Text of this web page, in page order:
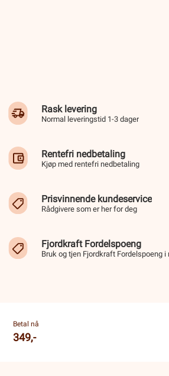
Rask levering
Normal leveringstid 1-3 dager
Rentefri nedbetaling
Kjøp med rentefri nedbetaling
Prisvinnende kundeservice
Rådgivere som er her for deg
Fjordkraft Fordelspoeng
Bruk og tjen Fjordkraft Fordelspoeng
Betal nå
349,-